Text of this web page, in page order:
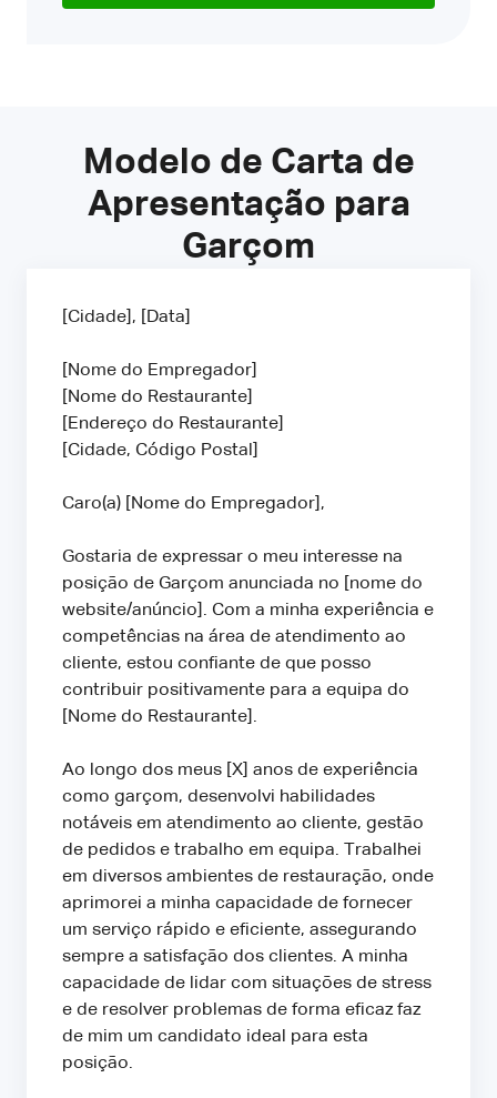
Modelo de Carta de
Apresentação para
Garçom
[Cidade], [Data]
[Nome do Empregador]
[Nome do Restaurante]
[Endereço do Restaurante]
[Cidade, Código Postal]
Caro(a) [Nome do Empregador],
Gostaria de expressar o meu interesse na
posição de Garçom anunciada no [nome do
website/anúncio]. Com a minha experiência e
competências na área de atendimento ao
cliente, estou confiante de que posso
contribuir positivamente para a equipa do
[Nome do Restaurante].
Ao longo dos meus [X] anos de experiência
como garçom, desenvolvi habilidades
notáveis em atendimento ao cliente, gestão
de pedidos e trabalho em equipa. Trabalhei
em diversos ambientes de restauração, onde
aprimorei a minha capacidade de fornecer
um serviço rápido e eficiente, assegurando
sempre a satisfação dos clientes. A minha
capacidade de lidar com situações de stress
e de resolver problemas de forma eficaz faz
de mim um candidato ideal para esta
posição.